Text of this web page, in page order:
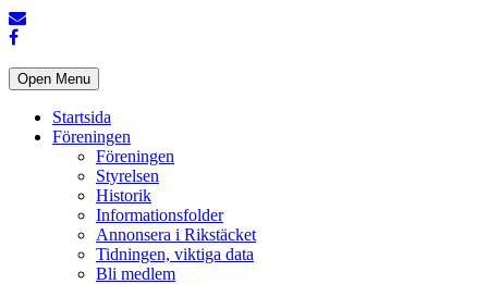
Open Menu
Startsida
Föreningen
Föreningen
Styrelsen
Historik
Informationsfolder
Annonsera i Rikstäcket
Tidningen, viktiga data
Bli medlem